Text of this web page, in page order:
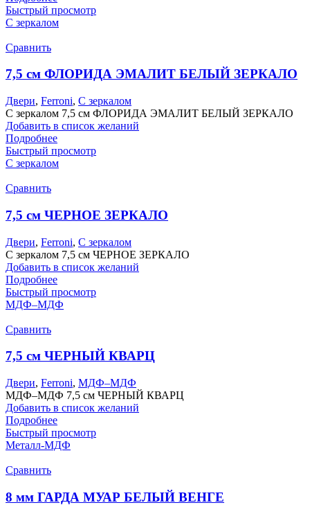
Быстрый просмотр
С зеркалом
Сравнить
7,5 см ФЛОРИДА ЭМАЛИТ БЕЛЫЙ ЗЕРКАЛО
Двери, Ferroni, С зеркалом
С зеркалом 7,5 см ФЛОРИДА ЭМАЛИТ БЕЛЫЙ ЗЕРКАЛО
Добавить в список желаний
Подробнее
Быстрый просмотр
С зеркалом
Сравнить
7,5 см ЧЕРНОЕ ЗЕРКАЛО
Двери, Ferroni, С зеркалом
С зеркалом 7,5 см ЧЕРНОЕ ЗЕРКАЛО
Добавить в список желаний
Подробнее
Быстрый просмотр
МДФ–МДФ
Сравнить
7,5 см ЧЕРНЫЙ КВАРЦ
Двери, Ferroni, МДФ–МДФ
МДФ–МДФ 7,5 см ЧЕРНЫЙ КВАРЦ
Добавить в список желаний
Подробнее
Быстрый просмотр
Металл-МДФ
Сравнить
8 мм ГАРДА МУАР БЕЛЫЙ ВЕНГЕ